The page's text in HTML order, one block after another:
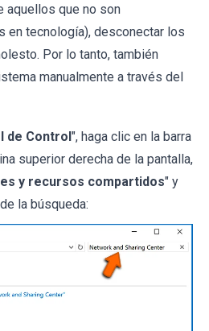
aquellos que no son
en tecnología), desconectar los
Por lo tanto, también
manualmente a través del
de Control", haga clic en la barra
superior derecha de la pantalla,
y recursos compartidos" y
la búsqueda: